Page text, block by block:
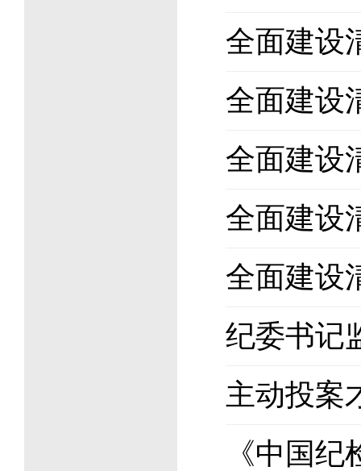
全面建设
全面建设
全面建设
全面建设
全面建设
纪委书记
主动投案
《中国